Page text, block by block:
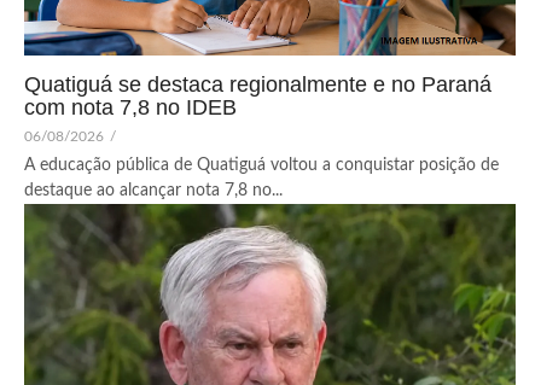
Quatiguá se destaca regionalmente e no Paraná
com nota 7,8 no IDEB
06/08/2026 /
A educação pública de Quatiguá voltou a conquistar posição de
destaque ao alcançar nota 7,8 no...